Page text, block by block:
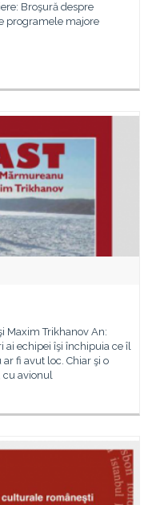
Broşură despre
programele majore
Maxim Trikhanov An:
ai echipei îşi închipuia ce îl
fi avut loc. Chiar şi o
cu avionul